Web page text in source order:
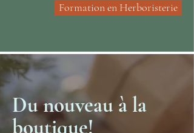
Formation en Herboristerie
Du nouveau à la
boutique!